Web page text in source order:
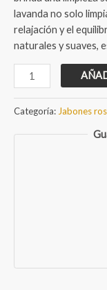
lavanda no solo
relajación y el
naturales y suaves,
Jabón
de
50gr
Categoría: Jabones